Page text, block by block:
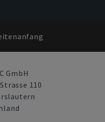
GmbH
110